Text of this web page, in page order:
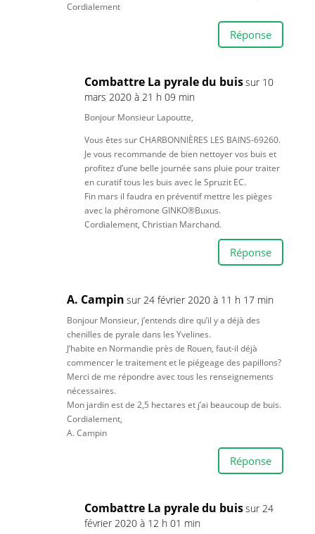
Cordialement
Réponse
Combattre La pyrale du buissur 10
mars 2020 à 21 h 09 min
Bonjour Monsieur Lapoutte,
Vous êtes sur CHARBONNIÈRES LES BAINS-69260.
Je vous recommande de bien nettoyer vos buis et
profitez d’une belle journée sans pluie pour traiter
en curatif tous les buis avec le Spruzit EC.
Fin mars il faudra en préventif mettre les pièges
avec la phéromone GINKO®Buxus.
Cordialement, Christian Marchand.
Réponse
A. Campin sur 24 février 2020 à 11 h 17 min
Bonjour Monsieur, j’entends dire qu’il y a déjà des
chenilles de pyrale dans les Yvelines.
J’habite en Normandie près de Rouen, faut-il déjà
commencer le traitement et le piégeage des papillons?
Merci de me répondre avec tous les renseignements
nécessaires.
Mon jardin est de 2,5 hectares et j’ai beaucoup de buis.
Cordialement,
A. Campin
Réponse
Combattre La pyrale du buissur 24
février 2020 à 12 h 01 min